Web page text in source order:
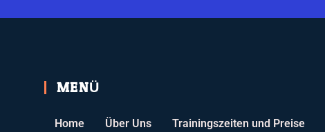
MENÜ
Home Über Uns Trainingszeiten und Preise